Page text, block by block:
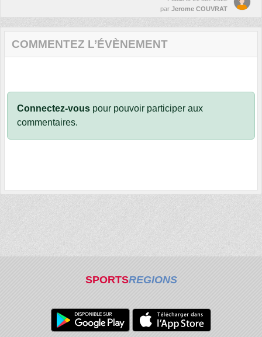
par Jerome COUVRAT
COMMENTEZ L’ÉVÈNEMENT
Connectez-vous pour pouvoir participer aux
commentaires.
SPORTSREGIONS